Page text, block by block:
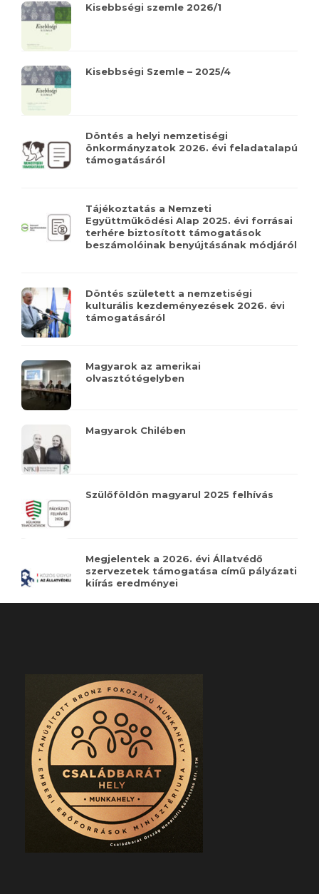
Kisebbségi szemle 2026/1
Kisebbségi Szemle – 2025/4
Döntés a helyi nemzetiségi
önkormányzatok 2026. évi feladatalapú
támogatásáról
Tájékoztatás a Nemzeti
Együttműködési Alap 2025. évi forrásai
terhére biztosított támogatások
beszámolóinak benyújtásának módjáról
Döntés született a nemzetiségi
kulturális kezdeményezések 2026. évi
támogatásáról
Magyarok az amerikai
olvasztótégelyben
Magyarok Chilében
Szülőföldön magyarul 2025 felhívás
Megjelentek a 2026. évi Állatvédő
szervezetek támogatása című pályázati
kiírás eredményei